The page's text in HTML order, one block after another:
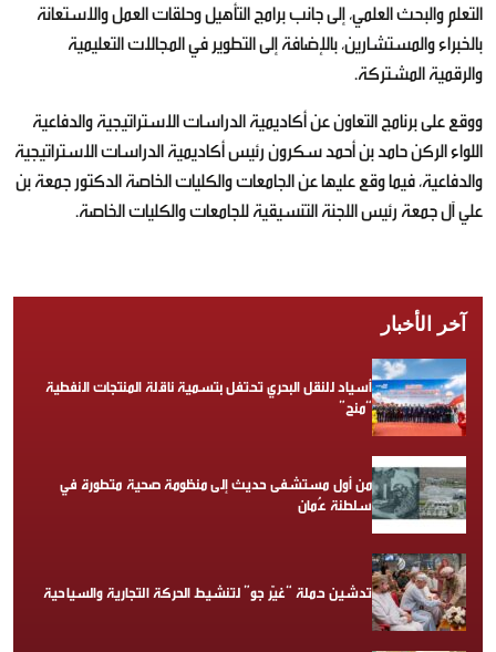
التعلم والبحث العلمي، إلى جانب برامج التأهيل وحلقات العمل والاستعانة
بالخبراء والمستشارين، بالإضافة إلى التطوير في المجالات التعليمية
والرقمية المشتركة.
ووقع على برنامج التعاون عن أكاديمية الدراسات الاستراتيجية والدفاعية
اللواء الركن حامد بن أحمد سكرون رئيس أكاديمية الدراسات الاستراتيجية
والدفاعية، فيما وقع عليها عن الجامعات والكليات الخاصة الدكتور جمعة بن
علي آل جمعة رئيس اللجنة التنسيقية للجامعات والكليات الخاصة.
آخر الأخبار
أسياد للنقل البحري تحتفل بتسمية ناقلة المنتجات النفطية
“منح”
من أول مستشفى حديث إلى منظومة صحية متطورة في
سلطنة عُمان
تدشين حملة “غيّر جو” لتنشيط الحركة التجارية والسياحية